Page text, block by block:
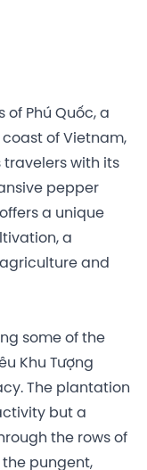
Phú Quốc, a
of Vietnam,
travelers with its
pepper
a unique
a
and
some of the
Khu Tượng
The plantation
but a
the rows of
pungent,